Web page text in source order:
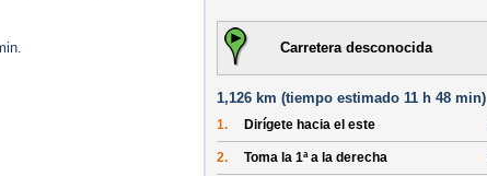
Carretera desconocida
1,126 km (tiempo estimado 11 h 48 min)
1. Dirígete hacia el este
2. Toma la 1ª a la derecha